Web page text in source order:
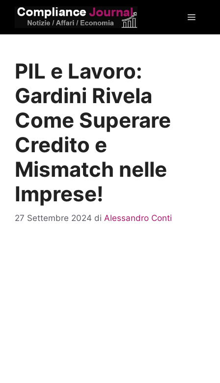
Menu
PIL e Lavoro:
Gardini Rivela
Come Superare
Credito e
Mismatch nelle
Imprese!
27 Settembre 2024 di Alessandro Conti